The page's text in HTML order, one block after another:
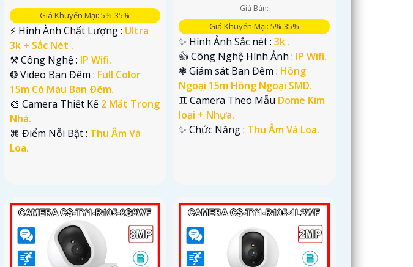
Giá Khuyến Mại: 5%-35%
️⚡ Hình Ành Chất Lượng : Ultra
3k + Sắc Nét .
⚒ Công Nghệ : IP Wifi.
❂ Video Ban Đêm : Full Color
15m Có Màu Ban Ðêm.
🎨 Camera Thiết Kế 2 Mắt Trong
Nhà.
️⌘ Điểm Nỗi Bật : Thu Âm Và
Loa.
Giá Bán:
Giá Khuyến Mại: 5%-35%
✨ Hình Ảnh Sắc nét :3k .
👍 Công Nghệ Hình Ảnh : IP Wifi.
❃ Giám sát Ban Đêm : Hồng
Ngoại 15m Hồng Ngoại SMD.
♊ Camera Theo Mẫu Dome Kim
loại + Nhựa.
️✨ Chức Năng : Thu Âm Và Loa.